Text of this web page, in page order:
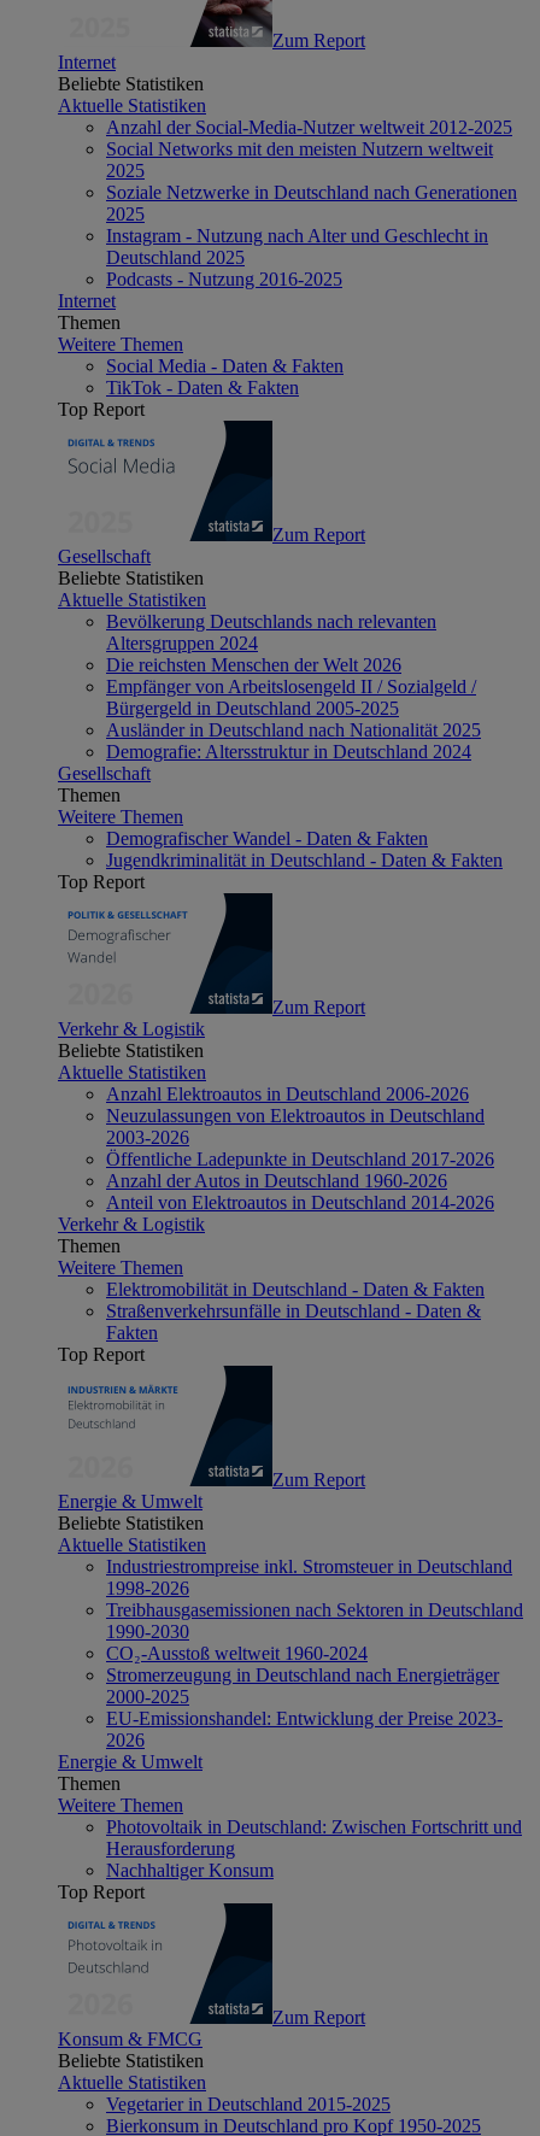
Zum Report
Internet
Beliebte Statistiken
Aktuelle Statistiken
Anzahl der Social-Media-Nutzer weltweit 2012-2025
Social Networks mit den meisten Nutzern weltweit
2025
Soziale Netzwerke in Deutschland nach Generationen
2025
Instagram - Nutzung nach Alter und Geschlecht in
Deutschland 2025
Podcasts - Nutzung 2016-2025
Internet
Themen
Weitere Themen
Social Media - Daten & Fakten
TikTok - Daten & Fakten
Top Report
Zum Report
Gesellschaft
Beliebte Statistiken
Aktuelle Statistiken
Bevölkerung Deutschlands nach relevanten
Altersgruppen 2024
Die reichsten Menschen der Welt 2026
Empfänger von Arbeitslosengeld II / Sozialgeld /
Bürgergeld in Deutschland 2005-2025
Ausländer in Deutschland nach Nationalität 2025
Demografie: Altersstruktur in Deutschland 2024
Gesellschaft
Themen
Weitere Themen
Demografischer Wandel - Daten & Fakten
Jugendkriminalität in Deutschland - Daten & Fakten
Top Report
Zum Report
Verkehr & Logistik
Beliebte Statistiken
Aktuelle Statistiken
Anzahl Elektroautos in Deutschland 2006-2026
Neuzulassungen von Elektroautos in Deutschland
2003-2026
Öffentliche Ladepunkte in Deutschland 2017-2026
Anzahl der Autos in Deutschland 1960-2026
Anteil von Elektroautos in Deutschland 2014-2026
Verkehr & Logistik
Themen
Weitere Themen
Elektromobilität in Deutschland - Daten & Fakten
Straßenverkehrsunfälle in Deutschland - Daten &
Fakten
Top Report
Zum Report
Energie & Umwelt
Beliebte Statistiken
Aktuelle Statistiken
Industriestrompreise inkl. Stromsteuer in Deutschland
1998-2026
Treibhausgasemissionen nach Sektoren in Deutschland
1990-2030
CO₂-Ausstoß weltweit 1960-2024
Stromerzeugung in Deutschland nach Energieträger
2000-2025
EU-Emissionshandel: Entwicklung der Preise 2023-
2026
Energie & Umwelt
Themen
Weitere Themen
Photovoltaik in Deutschland: Zwischen Fortschritt und
Herausforderung
Nachhaltiger Konsum
Top Report
Zum Report
Konsum & FMCG
Beliebte Statistiken
Aktuelle Statistiken
Vegetarier in Deutschland 2015-2025
Bierkonsum in Deutschland pro Kopf 1950-2025